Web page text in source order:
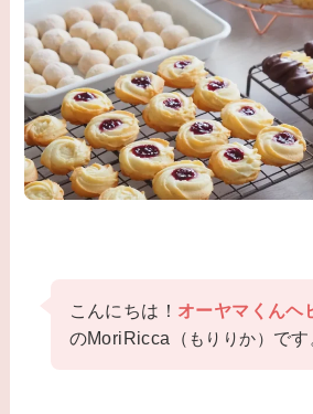
こんにちは！ オーヤマくんヘ
のMoriRicca（ もりりか） です